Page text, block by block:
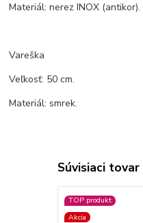
Materiál: nerez INOX (antikor).
Vareška
Veľkosť: 50 cm.
Materiál: smrek.
Súvisiaci tovar
TOP produkt
Akcia